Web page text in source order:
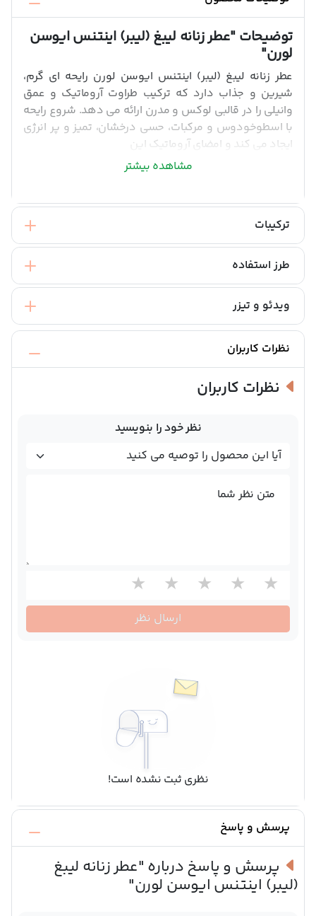
توضیحات"عطر زنانه لیبغ (لیبر) اینتنس ایوسن
لورن"
عطر زنانه لیبغ (لیبر)‌ اینتنس ایوسن لورن رایحه ای گرم،
شیرین و جذاب دارد که ترکیب طراوت آروماتیک و عمق
وانیلی را در قالبی لوکس و مدرن ارائه می دهد. شروع رایحه
با اسطوخودوس و مرکبات، حسی درخشان، تمیز و پر انرژی
ایجاد می کند و امضای آروماتیک این
مشاهده بیشتر
ترکیبات
طرز استفاده
ویدئو و تیزر
نظرات کاربران
نظرات کاربران
نظر خود را بنویسید
متن نظر شما
ارسال نظر
نظری ثبت نشده است!
پرسش و پاسخ
پرسش و پاسخ درباره "عطر زنانه لیبغ
(لیبر) اینتنس ایوسن لورن"